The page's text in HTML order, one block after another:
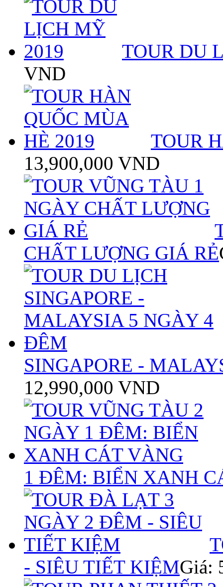
TOUR DU
VND
TOUR
13,900,000 VND
CHẤT LƯỢNG GIÁ RẺ
SINGAPORE -
12,990,000 VND
1 ĐÊM: BIỂN XANH
- SIÊU TIẾT KIỆMGiá: